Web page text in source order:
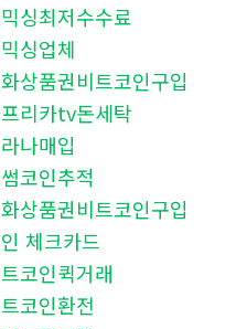
싱최저수수료
싱업체
상품권비트코인구입
리카tv돈세탁
나매입
코인추적
상품권비트코인구입
체크카드
코인퀵거래
코인환전